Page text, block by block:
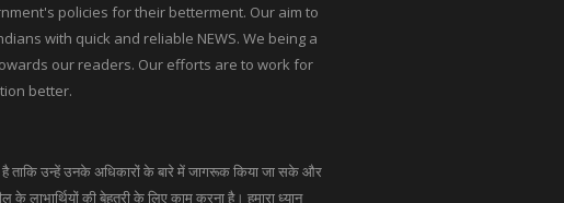
policies for their betterment. Our aim to
with quick and reliable NEWS. We being a
our readers. Our efforts are to work for
better.
है ताकि उन्हें उनके अधिकारों के बारे में जागरूक किया जा सके और
के लाभार्थियों की बेहतरी के लिए काम करना है। हमारा ध्यान